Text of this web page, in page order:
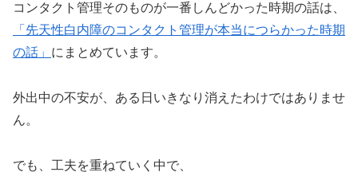
コンタクト管理そのものが一番しんどかった時期の話は、
「先天性白内障のコンタクト管理が本当につらかった時期
の話」 にまとめています。
外出中の不安が、ある日いきなり消えたわけではありませ
ん。
でも、工夫を重ねていく中で、